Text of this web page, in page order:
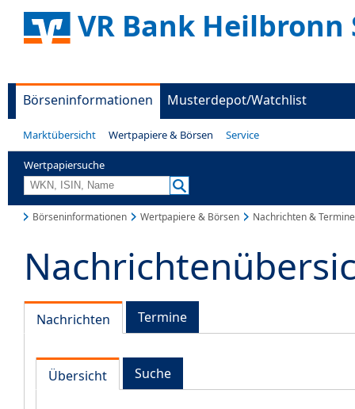
VR Bank Heilbronn
Börseninformationen Musterdepot/Watchlist
Marktübersicht Wertpapiere & Börsen Service
Wertpapiersuche
Börseninformationen Wertpapiere & Börsen Nachrichten & Termine
Nachrichten Termine
Übersicht Suche